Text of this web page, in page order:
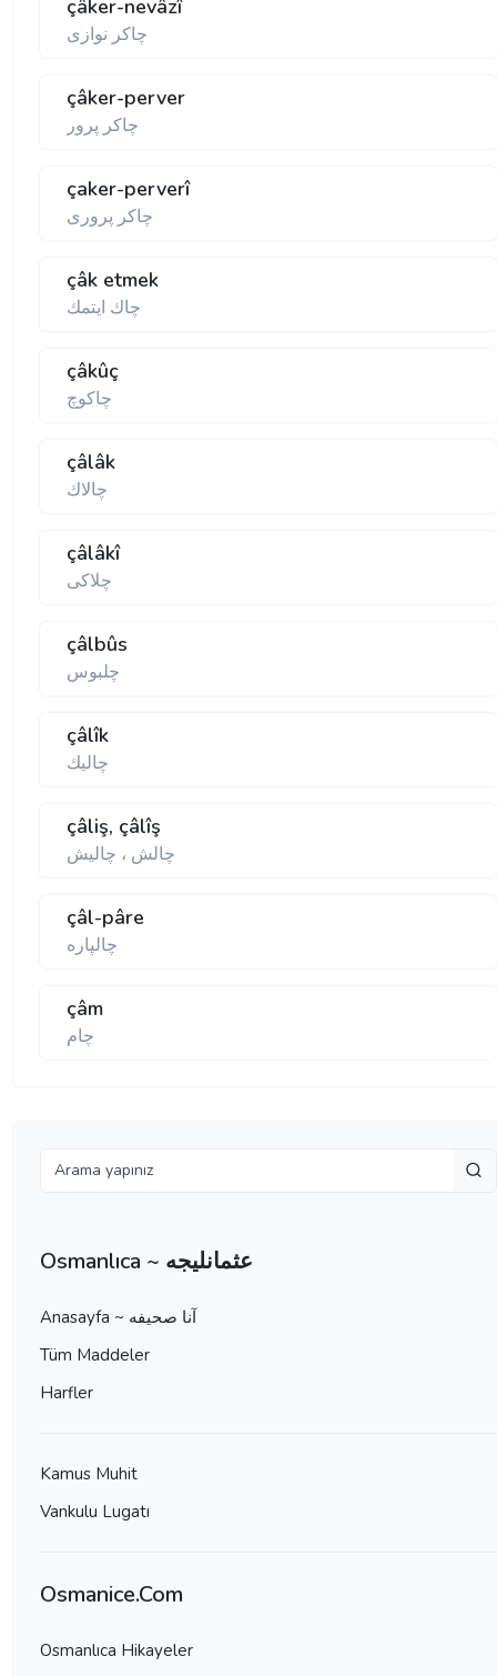
çâker-nevâzî
چاكر نوازی
çâker-perver
چاكر پرور
çaker-perverî
چاكر پروری
çâk etmek
چاك ايتمك
çâkûç
چاكوچ
çâlâk
چالاك
çâlâkî
چلاكی
çâlbûs
چلبوس
çâlîk
چاليك
çâliş, çâlîş
چالش ، چاليش
çâl-pâre
چالپاره
çâm
چام
Osmanlıca ~ عثمانليجه
Anasayfa ~ آنا صحيفه
Tüm Maddeler
Harfler
Kamus Muhit
Vankulu Lugatı
Osmanice.Com
Osmanlıca Hikayeler